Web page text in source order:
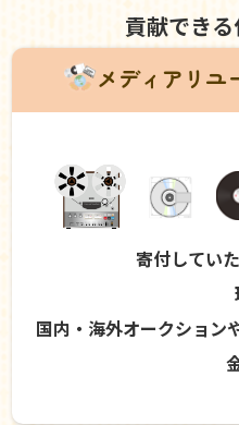
貢献できる
メディアリユ
寄付していただい
国内・海外オークション